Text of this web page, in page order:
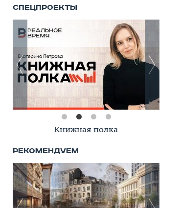
Книжная полка